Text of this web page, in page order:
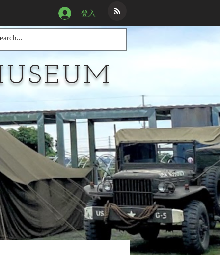
登入